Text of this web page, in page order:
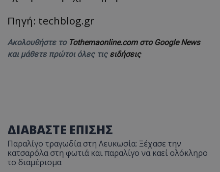
Πηγή: techblog.gr
Ακολουθήστε το Tothemaonline.com στο Google News
και μάθετε πρώτοι όλες τις ειδήσεις
ΔΙΑΒΑΣΤΕ ΕΠΙΣΗΣ
Παραλίγο τραγωδία στη Λευκωσία: Ξέχασε την
κατσαρόλα στη φωτιά και παραλίγο να καεί ολόκληρο
το διαμέρισμα